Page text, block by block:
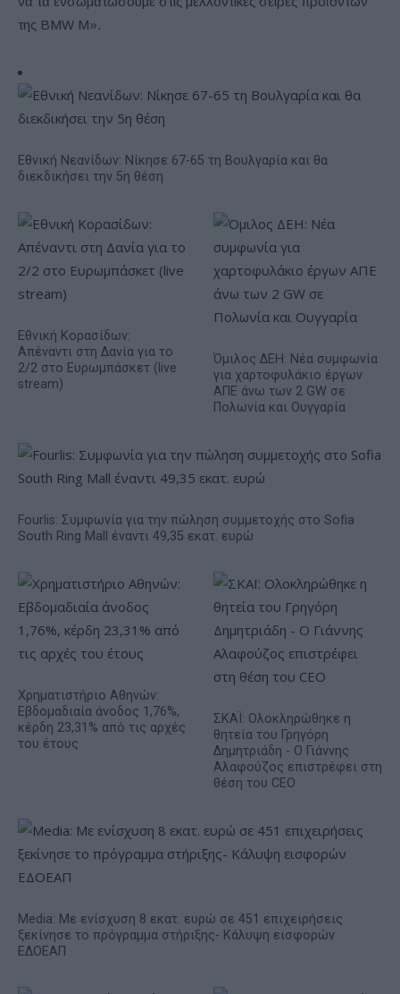
της BMW M».
Εθνική Νεανίδων: Νίκησε 67-65 τη Βουλγαρία και θα
διεκδικήσει την 5η θέση
Εθνική Κορασίδων:
Απέναντι στη Δανία για το
2/2 στο Ευρωμπάσκετ (live
stream)
Όμιλος ΔΕΗ: Νέα συμφωνία
για χαρτοφυλάκιο έργων
ΑΠΕ άνω των 2 GW σε
Πολωνία και Ουγγαρία
Fourlis: Συμφωνία για την πώληση συμμετοχής στο Sofia
South Ring Mall έναντι 49,35 εκατ. ευρώ
Χρηματιστήριο Αθηνών:
Εβδομαδιαία άνοδος 1,76%,
κέρδη 23,31% από τις αρχές
του έτους
ΣΚΑΪ: Ολοκληρώθηκε η
θητεία του Γρηγόρη
Δημητριάδη - Ο Γιάννης
Αλαφούζος επιστρέφει στη
θέση του CEO
Media: Με ενίσχυση 8 εκατ. ευρώ σε 451 επιχειρήσεις
ξεκίνησε το πρόγραμμα στήριξης- Κάλυψη εισφορών
ΕΔΟΕΑΠ